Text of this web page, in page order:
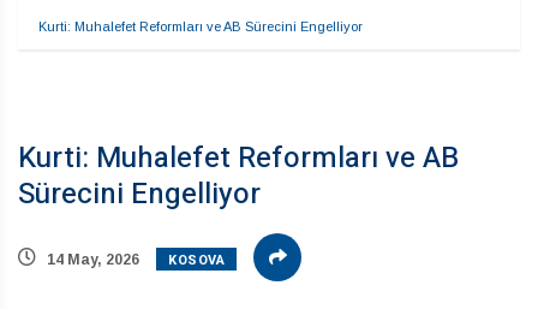
Kurti: Muhalefet Reformları ve AB Sürecini Engelliyor
Kurti: Muhalefet Reformları ve AB
Sürecini Engelliyor
14 May, 2026 KOSOVA